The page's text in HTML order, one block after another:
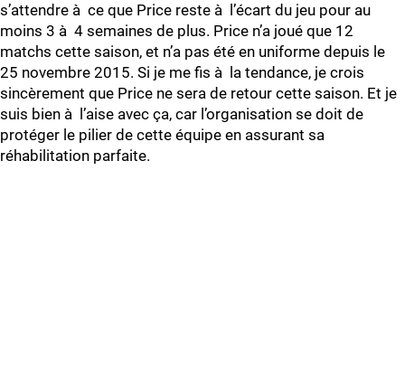
s’attendre à ce que Price reste à l’écart du jeu pour au
moins 3 à 4 semaines de plus. Price n’a joué que 12
matchs cette saison, et n’a pas été en uniforme depuis le
25 novembre 2015. Si je me fis à la tendance, je crois
sincèrement que Price ne sera de retour cette saison. Et je
suis bien à l’aise avec ça, car l’organisation se doit de
protéger le pilier de cette équipe en assurant sa
réhabilitation parfaite.